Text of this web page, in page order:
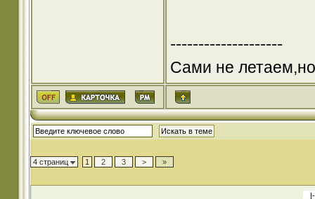
--------------------
Сами не
4 страниц 1 2 3 > »